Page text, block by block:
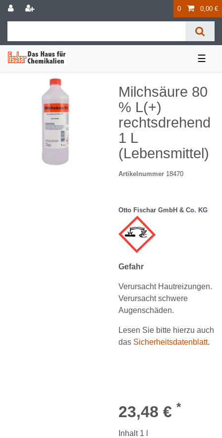
0 0,00 €
☰
Milchsäure 80
% L(+)
rechtsdrehend
1 L
(Lebensmittel)
Artikelnummer 18470
Otto Fischar GmbH & Co. KG
Gefahr
Verursacht Hautreizungen.
Verursacht schwere
Augenschäden.
Lesen Sie bitte hierzu auch
das Sicherheitsdatenblatt.
23,48 € *
Inhalt 1